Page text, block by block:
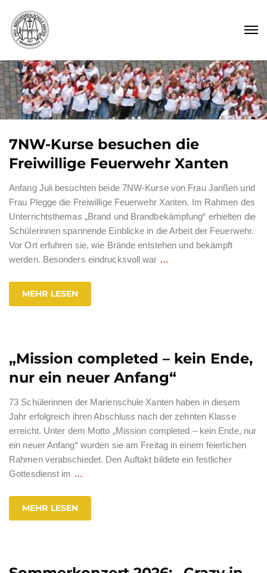
7NW-Kurse besuchen die
Freiwillige Feuerwehr Xanten
Anfang Juli besuchten beide 7NW-Kurse von Frau Janßen und
Frau Plegge die Freiwillige Feuerwehr Xanten. Im Rahmen des
Unterrichtsthemas „Brand und Brandbekämpfung“ erhielten die
Schülerinnen spannende Einblicke in die Arbeit der Feuerwehr.
Vor Ort erfuhren sie, wie Brände entstehen und bekämpft
werden. Besonders eindrucksvoll war …
MEHR LESEN
„Mission completed – kein Ende,
nur ein neuer Anfang“
73 Schülerinnen der Marienschule Xanten haben in diesem
Jahr erfolgreich ihren Abschluss nach der zehnten Klasse
erreicht. Unter dem Motto „Mission completed – kein Ende, nur
ein neuer Anfang“ wurden sie am Freitag in einem feierlichen
Rahmen verabschiedet. Den Auftakt bildete ein festlicher
Gottesdienst im …
MEHR LESEN